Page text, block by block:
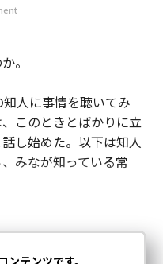
。
人に事情を聴いてみ
このときとばかりに立
し始めた。以下は知人
みなが知っている常